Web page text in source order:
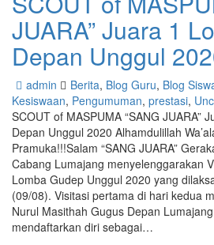
JUARA” Juara 1
Depan Unggul
admin Berita, Blog Guru, Blog
Kesiswaan, Pengumuman, prestasi,
SCOUT of MASPUMA “SANG JUARA”
Depan Unggul 2020 Alhamdulillah
Pramuka!!!Salam “SANG JUARA”
Cabang Lumajang menyelenggarakan
Lomba Gudep Unggul 2020 yang
(09/08). Visitasi pertama di hari kedua
Nurul Masithah Gugus Depan
mendaftarkan diri sebagai…